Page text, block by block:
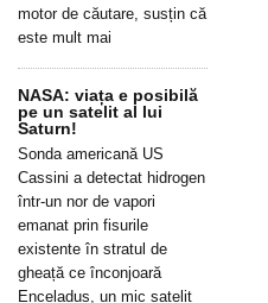
motor de căutare, susțin că
este mult mai
NASA: viața e posibilă
pe un satelit al lui
Saturn!
Sonda americană US
Cassini a detectat hidrogen
într-un nor de vapori
emanat prin fisurile
existente în stratul de
gheață ce înconjoară
Enceladus, un mic satelit